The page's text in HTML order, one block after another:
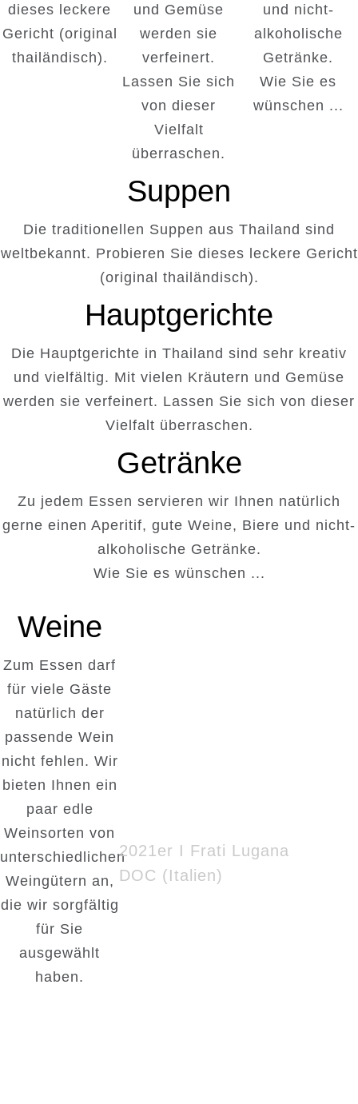
dieses leckere
Gericht (original
thailändisch).
und Gemüse
werden sie
verfeinert.
Lassen Sie sich
von dieser
Vielfalt
überraschen.
und nicht-
alkoholische
Getränke.
Wie Sie es
wünschen ...
Suppen
Die traditionellen Suppen aus Thailand sind
weltbekannt. Probieren Sie dieses leckere Gericht
(original thailändisch).
Hauptgerichte
Die Hauptgerichte in Thailand sind sehr kreativ
und vielfältig. Mit vielen Kräutern und Gemüse
werden sie verfeinert. Lassen Sie sich von dieser
Vielfalt überraschen.
Getränke
Zu jedem Essen servieren wir Ihnen natürlich
gerne einen Aperitif, gute Weine, Biere und nicht-
alkoholische Getränke.
Wie Sie es wünschen ...
Weine
Zum Essen darf
für viele Gäste
natürlich der
passende Wein
nicht fehlen. Wir
bieten Ihnen ein
paar edle
Weinsorten von
unterschiedlichen
Weingütern an,
die wir sorgfältig
für Sie
ausgewählt
haben.
2021er I Frati Lugana
DOC (Italien)